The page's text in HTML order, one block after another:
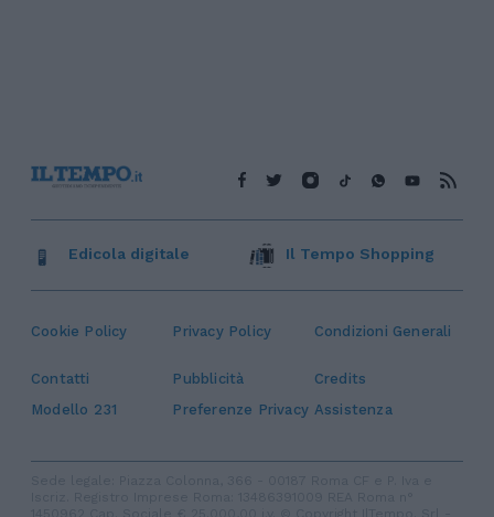
Cookie Policy Privacy Policy Condizioni Generali
Contatti Pubblicità
Credits
Modello 231
Preferenze Privacy Assistenza
Edicola digitale Il Tempo Shopping